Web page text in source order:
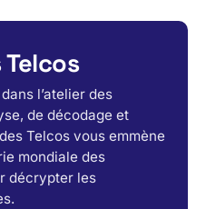
Telcos
l’atelier des
de décodage et
Telcos vous emmène
mondiale des
décrypter les